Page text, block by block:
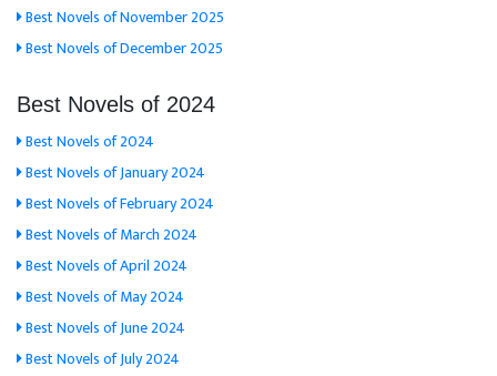
Best Novels of November 2025
Best Novels of December 2025
Best Novels of 2024
Best Novels of 2024
Best Novels of January 2024
Best Novels of February 2024
Best Novels of March 2024
Best Novels of April 2024
Best Novels of May 2024
Best Novels of June 2024
Best Novels of July 2024